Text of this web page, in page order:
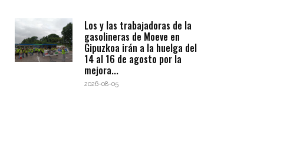
Los y las trabajadoras de la
gasolineras de Moeve en
Gipuzkoa irán a la huelga del
14 al 16 de agosto por la
mejora...
2026-08-05